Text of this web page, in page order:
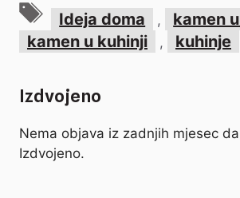
Oznake
Ideja doma , kamen
kamen u kuhinji , kuhinje
Izdvojeno
Nema objava iz zadnjih mjesec
Izdvojeno.